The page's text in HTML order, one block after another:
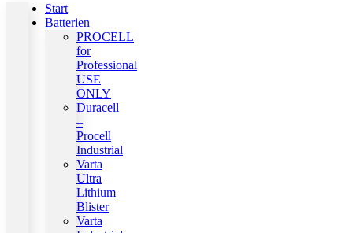
Start
Batterien
PROCELL
for
Professional
USE
ONLY
Duracell
–
Procell
Industrial
Varta
Ultra
Lithium
Blister
Varta